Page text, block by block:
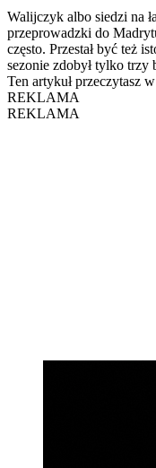
Walijczyk albo siedzi na
przeprowadzki do
często. Przestał być też
sezonie zdobył tylko trzy
Ten artykuł przeczytasz w
REKLAMA
REKLAMA